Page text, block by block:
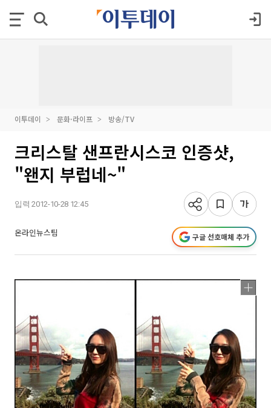
이투데이 문화·라이프 방송/TV
크리스탈 샌프란시스코 인증샷,
"왠지 부럽네~"
입력 2012-10-28 12:45
온라인뉴스팀 구글 선호매체 추가